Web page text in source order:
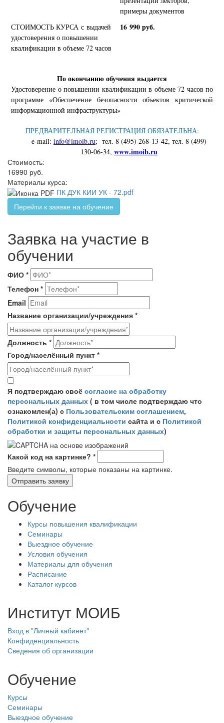
примеры документов
СТОИМОСТЬ КУРСА с выдачей
удостоверения о повышении
квалификации в объеме 72 часов
16 990 руб.
По окончанию обучения выдается
Удостоверение о повышении квалификации в объеме 72 часов по
программе «Обеспечение безопасности объектов критической
информационной инфраструктуры»
ПРЕДВАРИТЕЛЬНАЯ РЕГИСТРАЦИЯ ОБЯЗАТЕЛЬНА:
e-mail: info@imoib.ru; тел. 8 (495) 268-13-42, тел. 8 (499)
130-06-34, www.imoib.ru
Стоимость:
16990 руб.
Материалы курса:
ПК ДУК КИИ УК - 72.pdf
Перейти к заявке на обучение
Заявка на участие в
обучении
ФИО *
Телефон *
Email
Название организации/учреждения *
Должность *
Город/населённый пункт *
Согласие на обработку персональных данных
Я подтверждаю своё согласие на обработку
персональных данных ( в том числе подтверждаю что
ознакомлен(а) с Пользовательским соглашением,
Политикой конфиденциальности сайта и с Политикой
обработки и защиты персональных данных)
Какой код на картинке? *
Введите символы, которые показаны на картинке.
Обучение
Курсы повышения квалификации
Семинары
Выездное обучение
Условия обучения
Материалы для обучения
Расписание
Каталог курсов
Институт МОИБ
Вход в "Личный кабинет"
Конфиденциальность
Сведения об организации
Обучение
Курсы
Семинары
Выездное обучение